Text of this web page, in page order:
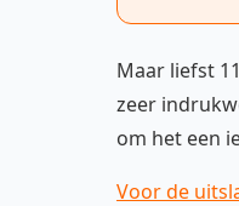
Maar liefst
zeer
om het een
Voor de